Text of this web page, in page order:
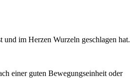
und im Herzen Wurzeln geschlagen hat.
einer guten Bewegungseinheit oder